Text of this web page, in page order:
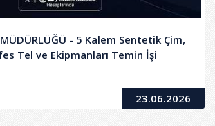
MÜDÜRLÜĞÜ - 5 Kalem Sentetik Çim,
Tel ve Ekipmanları Temin İşi
23.06.2026